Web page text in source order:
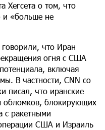
Хегсета о том, что
и «больше не
говорили, что Иран
огня с США
включая
В частности, CNN со
писал, что иранские
обломков, блокирующих
с ракетными
США и Израиль